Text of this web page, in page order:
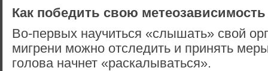
Как победить свою метеозависимость
Во-первых научиться «слышать» свой
мигрени можно отследить и принять
голова начнет «раскалываться».